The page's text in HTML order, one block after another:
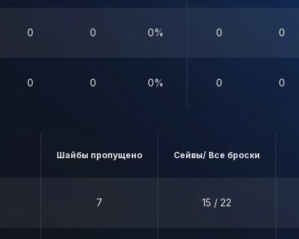
0 0 0% 0 0
0 0 0% 0 0
Шайбы пропущено Сейвы/ Все броски
7 15 / 22